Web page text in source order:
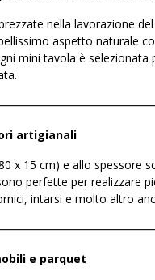
nella lavorazione del
aspetto naturale
mini tavola è selezionata
artigianali
x 15 cm) e allo spessore
perfette per realizzare
intarsi e molto altro
e parquet